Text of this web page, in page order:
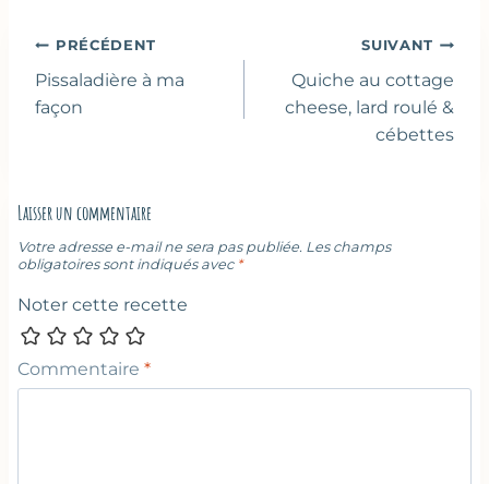
Navigation
de
l’article
PRÉCÉDENT
Pissaladière à ma
façon
SUIVANT
Quiche au cottage
cheese, lard roulé &
cébettes
Laisser un commentaire
Votre adresse e-mail ne sera pas publiée. Les champs
obligatoires sont indiqués avec *
Noter cette recette
Commentaire *